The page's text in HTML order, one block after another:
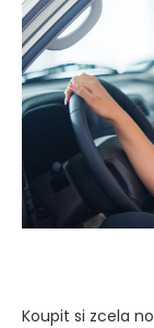
Koupit si zcela